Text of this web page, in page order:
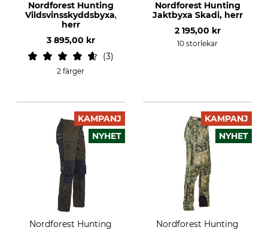
Nordforest Hunting
Vildsvinsskyddsbyxa,
herr
3 895,00 kr
3
2 färger
Nordforest Hunting
Jaktbyxa Skadi, herr
2 195,00 kr
10 storlekar
KAMPANJ
NYHET
Nordforest Hunting
KAMPANJ
NYHET
Nordforest Hunting